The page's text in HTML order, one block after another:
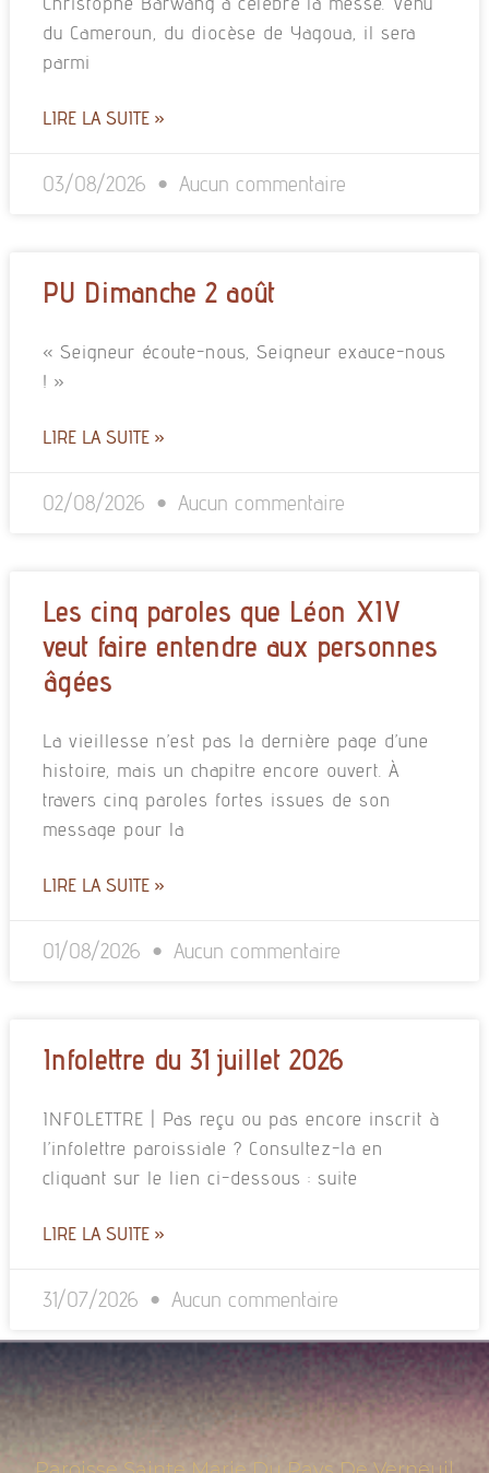
du Cameroun, du diocèse de Yagoua, il sera
parmi
LIRE LA SUITE »
03/08/2026 Aucun commentaire
PU Dimanche 2 août
« Seigneur écoute-nous, Seigneur exauce-nous
! »
LIRE LA SUITE »
02/08/2026 Aucun commentaire
Les cinq paroles que Léon XIV
veut faire entendre aux personnes
âgées
La vieillesse n’est pas la dernière page d’une
histoire, mais un chapitre encore ouvert. À
travers cinq paroles fortes issues de son
message pour la
LIRE LA SUITE »
01/08/2026 Aucun commentaire
Infolettre du 31 juillet 2026
INFOLETTRE | Pas reçu ou pas encore inscrit à
l’infolettre paroissiale ? Consultez-la en
cliquant sur le lien ci-dessous : suite
LIRE LA SUITE »
31/07/2026 Aucun commentaire